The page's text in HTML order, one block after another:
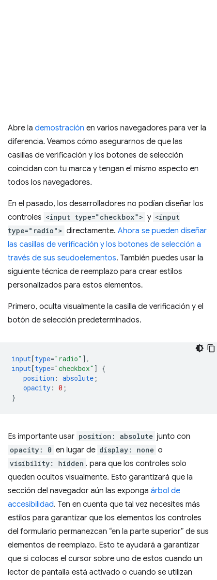
Abre la demostración en varios navegadores para ver la
diferencia. Veamos cómo asegurarnos de que las
casillas de verificación y los botones de selección
coincidan con tu marca y tengan el mismo aspecto en
todos los navegadores.
En el pasado, los desarrolladores no podían diseñar los
controles <input type="checkbox"> y <input
type="radio"> directamente. Ahora se pueden diseñar
las casillas de verificación y los botones de selección a
través de sus seudoelementos. También puedes usar la
siguiente técnica de reemplazo para crear estilos
personalizados para estos elementos.
Primero, oculta visualmente la casilla de verificación y el
botón de selección predeterminados.
input[type="radio" ],
input[type="checkbox" ]
{
position : absolute ;
opacity : 0 ;
}
Es importante usar position: absolute junto con
opacity: 0 en lugar de display: none o
visibility: hidden . para que los controles solo
queden ocultos visualmente. Esto garantizará que la
sección del navegador aún las exponga árbol de
accesibilidad. Ten en cuenta que tal vez necesites más
estilos para garantizar que los elementos los controles
del formulario permanezcan “en la parte superior” de sus
elementos de reemplazo. Esto te ayudará a garantizar
que si colocas el cursor sobre uno de estos cuando un
lector de pantalla está activado o cuando se utilizan